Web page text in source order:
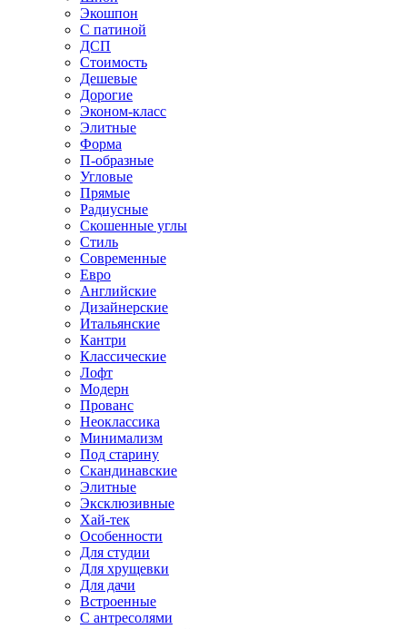
Экошпон
С патиной
ДСП
Стоимость
Дешевые
Дорогие
Эконом-класс
Элитные
Форма
П-образные
Угловые
Прямые
Радиусные
Скошенные углы
Стиль
Современные
Евро
Английские
Дизайнерские
Итальянские
Кантри
Классические
Лофт
Модерн
Прованс
Неоклассика
Минимализм
Под старину
Скандинавские
Элитные
Эксклюзивные
Хай-тек
Особенности
Для студии
Для хрущевки
Для дачи
Встроенные
С антресолями